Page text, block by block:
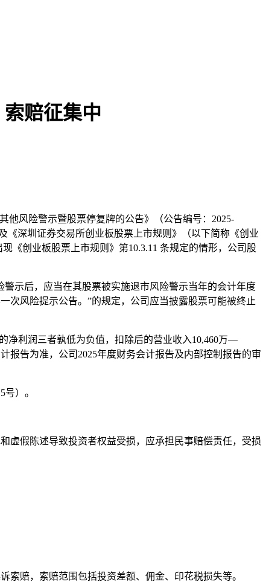
赔征集中
他风险警示暨股票停复牌的公告》（公告编号：2025-
《深圳证券交易所创业板股票上市规则》（以下简称《创业
《创业板股票上市规则》第10.3.11 条规定的情形，公司股
示后，应当在其股票被实施退市风险警示当年的会计年度
次风险提示公告。”的规定，公司应当披露股票可能被终止
净利润三者孰低为负值，扣除后的营业收入10,460万—
报告为准，公司2025年度财务会计报告及内部控制报告的审
）。
虚假陈述导致投资者权益受损，应承担民事赔偿责任，受损
赔，索赔范围包括投资差额、佣金、印花税损失等。